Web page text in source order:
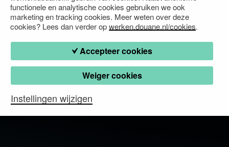
functionele en analytische cookies gebruiken we ook
marketing en tracking cookies. Meer weten over deze
cookies? Lees dan verder opwerken.douane.nl/cookies.
Accepteer cookies
Weiger cookies
Instellingen wijzigen